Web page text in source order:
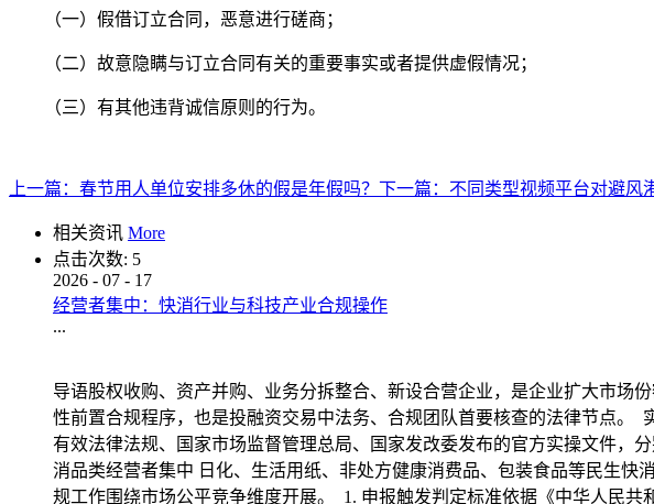
（一）假借订立合同，恶意进行磋商；
（二）故意隐瞒与订立合同有关的重要事实或者提供虚假情况；
（三）有其他违背诚信原则的行为。
上一篇： 春节用人单位安排多休的假是年假吗？ 下一篇： 不同类型视频平台对避风
相关资讯 More
点击次数: 5
2026 - 07 - 17
经营者集中：快消行业与科技产业合规操作
...
导语股权收购、资产并购、业务分拆整合、新设合营企业，是企业扩大市场
性前置合规程序，也是投融资交易中法务、合规团队首要核查的法律节点。
有效法律法规、国家市场监督管理总局、国家发改委发布的官方实操文件
消品类经营者集中 日化、生活用纸、非处方健康消费品、包装食品等民生
规工作围绕市场公平竞争维度开展。 1. 申报触发判定标准依据《中华人民